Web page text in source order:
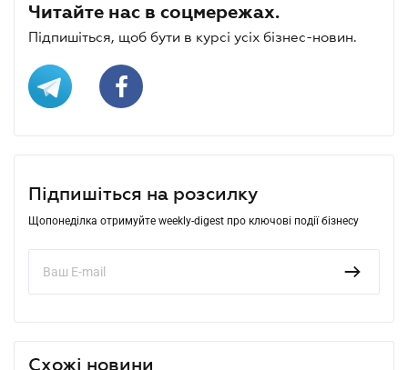
Читайте нас в соцмережах.
Підпишіться, щоб бути в курсі усіх бізнес-новин.
Підпишіться на розсилку
Щопонеділка отримуйте weekly-digest про ключові події бізнесу
Схожі новини